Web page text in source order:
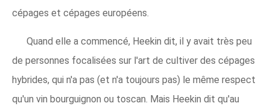
cépages et cépages européens.
Quand elle a commencé, Heekin dit, il y avait très peu
de personnes focalisées sur l'art de cultiver des cépages
hybrides, qui n'a pas (et n'a toujours pas) le même respect
qu'un vin bourguignon ou toscan. Mais Heekin dit qu'au